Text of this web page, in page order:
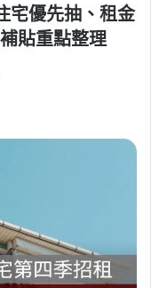
宅優先抽、租金
貼重點整理